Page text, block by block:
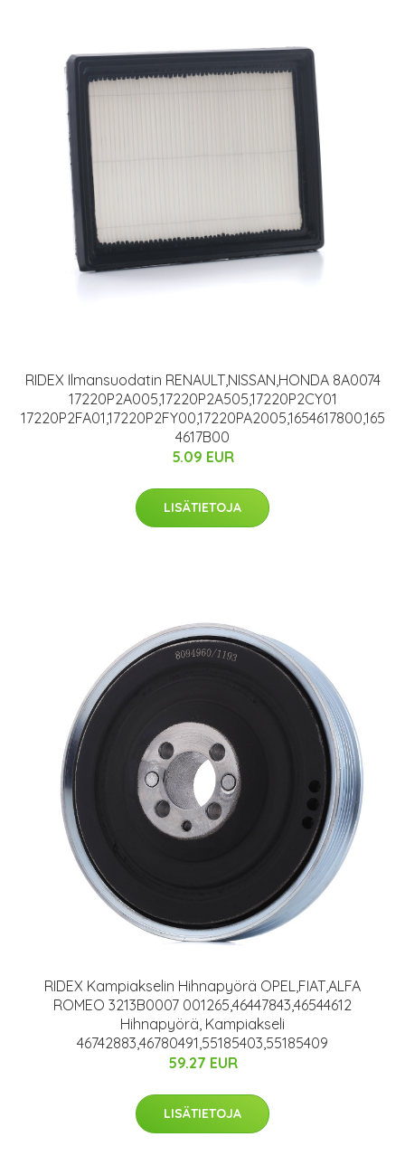
RIDEX Ilmansuodatin RENAULT,NISSAN,HONDA 8A0074
17220P2A005,17220P2A505,17220P2CY01
17220P2FA01,17220P2FY00,17220PA2005,1654617800,165
4617B00
5.09 EUR
LISÄTIETOJA
RIDEX Kampiakselin Hihnapyörä OPEL,FIAT,ALFA
ROMEO 3213B0007 001265,46447843,46544612
Hihnapyörä, Kampiakseli
46742883,46780491,55185403,55185409
59.27 EUR
LISÄTIETOJA